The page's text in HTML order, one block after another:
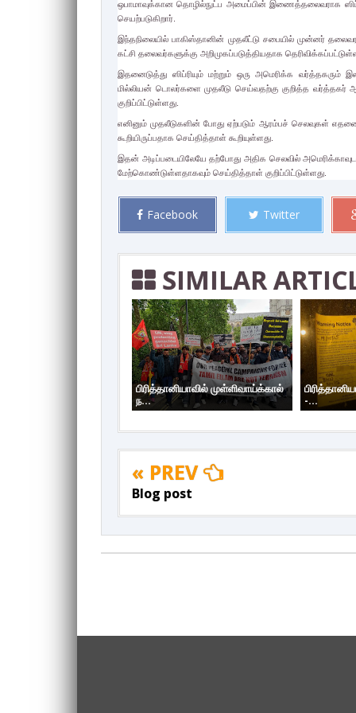
ஒபாமாவுக்கான தொழில்நுட்ப அமைப்பின் இணைத்தலைவராக ஸிப்ரி
செயற்படுகிறார்.
இந்தநிலையில் பாகிஸ்தானின் முதலீட்டு சபையில் முன்னர்
கட்சி தலைவர்களுக்கு அறிமுகப்படுத்தியதாக
இதனைடுத்து ஸிப்ரியும் மற்றும் ஒரு அமெரிக்க வர்த்தகரும்
மில்லியன் டொலர்களை முதலீடு செய்வதற்கு குறித்த
குறிப்பிட்டுள்ளது.
எனினும் முதலீடுகளின் போது ஏற்படும் ஆரம்பச் செலவுகள்
கூறியிருப்பதாக செய்தித்தாள் கூறியுள்ளது.
இதன் அடிப்படையிலேயே தற்போது அதிக செலவில்
மேற்கொண்டுள்ளதாகவும் செய்தித்தாள் குறிப்பிட்டுள்ளது.
Facebook Twitter
SIMILAR
பிரித்தானியாவில் முள்ளிவாய்க்கால்
ந...
-...
« PREV
Blog post